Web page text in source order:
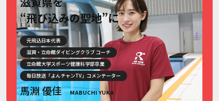
“飛び込みの聖地”に
元飛込日本代表
滋賀・立命館ダイビングクラブ コーチ
立命館大学スポーツ健康科学部卒業
毎日放送「よんチャンTV」コメンテーター
馬淵 優佳 MABUCHI YUKA